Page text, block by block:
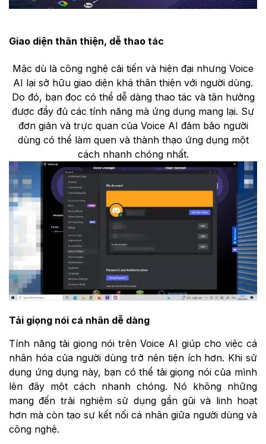
Giao diện thân thiện, dễ thao tác
Mặc dù là công nghệ cải tiến và hiện đại nhưng Voice
AI lại sở hữu giao diện khá thân thiện với người dùng.
Do đó, bạn đọc có thể dễ dàng thao tác và tận hưởng
được đầy đủ các tính năng mà ứng dụng mang lại. Sự
đơn giản và trực quan của Voice AI đảm bảo người
dùng có thể làm quen và thành thạo ứng dụng một
cách nhanh chóng nhất.
Tải giọng nói cá nhân dễ dàng
Tính năng tải giọng nói trên Voice AI giúp cho việc cá
nhân hóa của người dùng trở nên tiện ích hơn. Khi sử
dụng ứng dụng này, bạn có thể tải giọng nói của mình
lên đây một cách nhanh chóng. Nó không những
mang đến trải nghiệm sử dụng gần gũi và linh hoạt
hơn mà còn tạo sự kết nối cá nhân giữa người dùng và
công nghệ.